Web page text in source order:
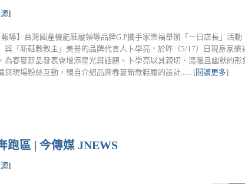
]
報導】台灣國產機能鞋履領導品牌G.P攜手家樂福舉辦「一日店長」活
與「新鞋教教主」美譽的品牌代言人卜學亮，於昨（5/17）日現身家樂
為春夏新品發表會增添星光與話題。卜學亮以其親切、溫暖且幽默的形
與現場粉絲互動，親自介紹品牌春夏新款鞋履的設計...... [閱讀更多]
跑區 | 今傳媒 JNEWS
]